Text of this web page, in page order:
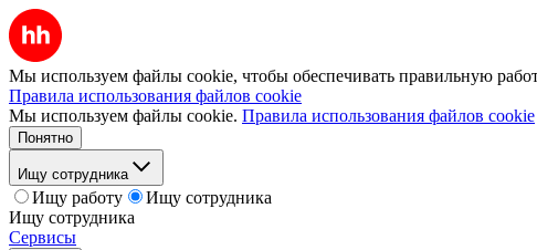
Мы используем файлы cookie, чтобы обеспечивать правильную
Правила использования файлов cookie
Мы используем файлы cookie. Правила использования файлов cookie
Понятно
Ищу сотрудника
Ищу работу
Ищу сотрудника
Ищу сотрудника
Сервисы